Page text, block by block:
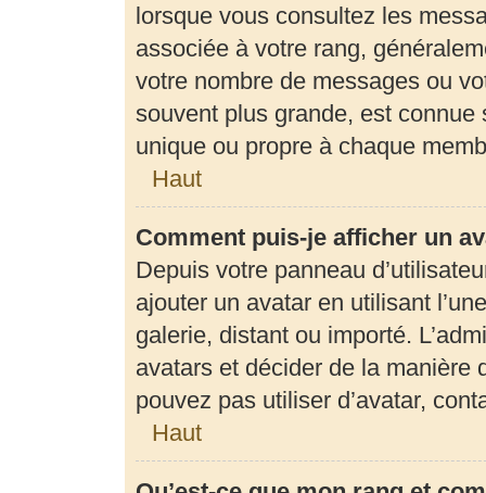
lorsque vous consultez les
associée à votre rang,
votre nombre de messages ou
souvent plus grande, est connue
unique ou propre à chaque
Haut
Comment puis-je afficher un
Depuis votre panneau
ajouter un avatar en utilisant
galerie, distant ou importé.
avatars et décider de la manière
pouvez pas utiliser d’avatar,
Haut